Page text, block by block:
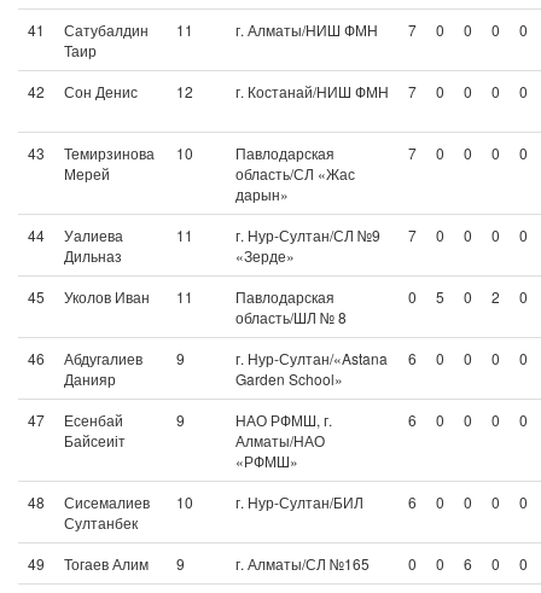
41
Сатубалдин
Таир
11 г. Алматы/НИШ ФМН 7 0 0 0 0
42 Сон Денис 12 г. Костанай/НИШ ФМН 7 0 0 0 0
43
Темирзинова
Мерей
10
Павлодарская
область/СЛ «Жас
дарын»
7 0 0 0 0
44
Уалиева
Дильназ
11
г. Нур-Султан/СЛ №9
«Зерде»
7 0 0 0 0
45 Уколов Иван 11
Павлодарская
область/ШЛ № 8
0 5 0 2 0
46
Абдугалиев
Данияр
9
г. Нур-Султан/«Astana
Garden School»
6 0 0 0 0
47
Есенбай
Байсеиіт
9
НАО РФМШ, г.
Алматы/НАО
«РФМШ»
6 0 0 0 0
48
Сисемалиев
Султанбек
10 г. Нур-Султан/БИЛ 6 0 0 0 0
49 Тогаев Алим 9 г. Алматы/СЛ №165 0 0 6 0
0